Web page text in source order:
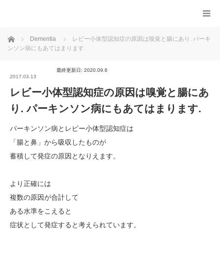
ホーム Dementia
レビー小体型認知症の原因は嗅覚と腸にあり. パーキ
ンソン病にもあてはまります.
2017.03.13
最終更新日: 2020.09.6
レビー小体型認知症の原因は嗅覚と腸にあ
り. パーキンソン病にもあてはまります.
パーキンソン病とレビー小体型認知症は
「腸と鼻」から吸収したものが
蓄積して発症の原因となりえます。
より正確には
複数の原因が合計して
ある水準をこえると
症状として発症すると考えられています。